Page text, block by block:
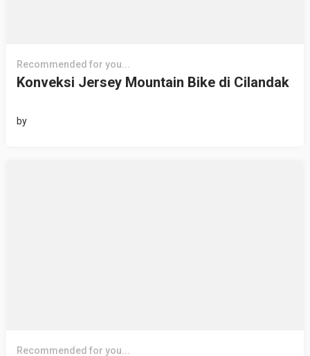
Recommended for you...
Konveksi Jersey Mountain Bike di Cilandak
by
Recommended for you...